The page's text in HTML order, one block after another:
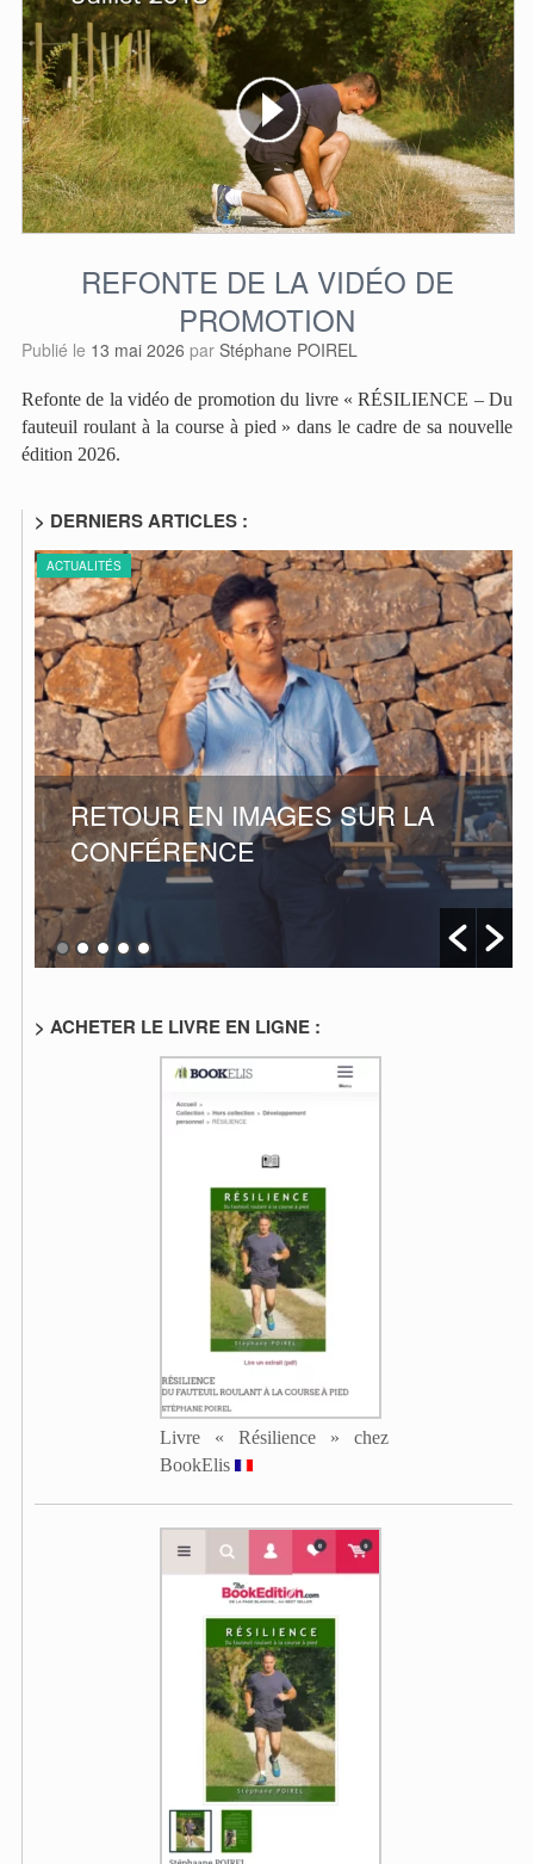
REFONTE DE LA VIDÉO DE
PROMOTION
Publié le 13 mai 2026 par Stéphane POIREL
Refonte de la vidéo de promotion du livre « RÉSILIENCE – Du
fauteuil roulant à la course à pied » dans le cadre de sa nouvelle
édition 2026.
> DERNIERS ARTICLES :
ACTUALITÉS
CONFÉRENCE SUR L’AVC
> ACHETER LE LIVRE EN LIGNE :
Livre « Résilience » chez
BookElis